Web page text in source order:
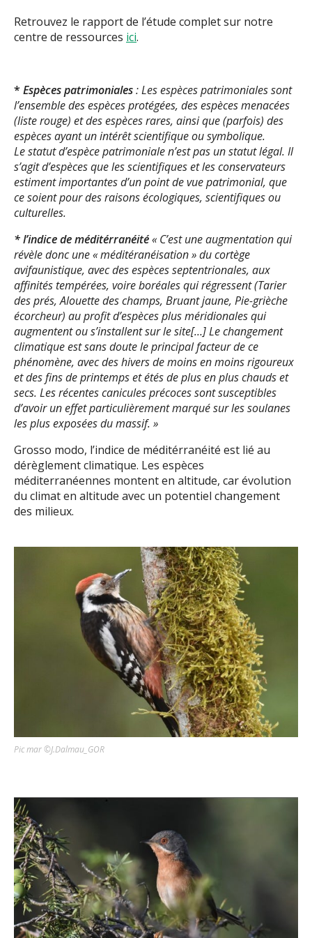
Retrouvez le rapport de l’étude complet sur notre
centre de ressources ici.
* Espèces patrimoniales: Les espèces patrimoniales sont
l’ensemble des espèces protégées, des espèces menacées
(liste rouge) et des espèces rares, ainsi que (parfois) des
espèces ayant un intérêt scientifique ou symbolique.
Le statut d’espèce patrimoniale n’est pas un statut légal. Il
s’agit d’espèces que les scientifiques et les conservateurs
estiment importantes d’un point de vue patrimonial, que
ce soient pour des raisons écologiques, scientifiques ou
culturelles.
* l’indice de méditérranéité« C’est une augmentation qui
révèle donc une « méditéranéisation » du cortège
avifaunistique, avec des espèces septentrionales, aux
affinités tempérées, voire boréales qui régressent (Tarier
des prés, Alouette des champs, Bruant jaune, Pie-grièche
écorcheur) au profit d’espèces plus méridionales qui
augmentent ou s’installent sur le site[…] Le changement
climatique est sans doute le principal facteur de ce
phénomène, avec des hivers de moins en moins rigoureux
et des fins de printemps et étés de plus en plus chauds et
secs. Les récentes canicules précoces sont susceptibles
d’avoir un effet particulièrement marqué sur les soulanes
les plus exposées du massif. »
Grosso modo, l’indice de méditérranéité est lié au
dérèglement climatique. Les espèces
méditerranéennes montent en altitude, car évolution
du climat en altitude avec un potentiel changement
des milieux.
Pic mar ©J.Dalmau_GOR